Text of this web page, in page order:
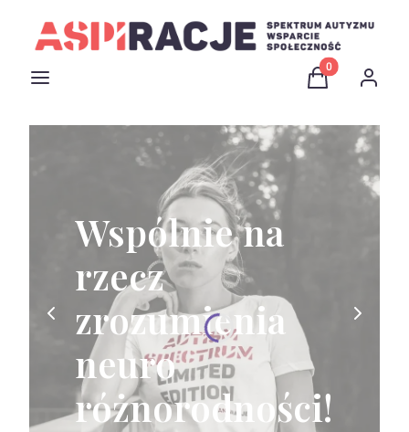
Menu Produkty w
Koszyk Zaloguj
Wspólnie na
rzecz
zrozumienia
neuro
różnorodności!